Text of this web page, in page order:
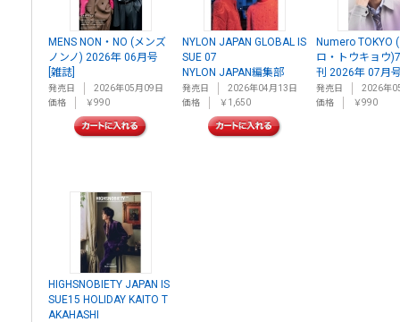
MENS NON・NO (メンズ
ノンノ) 2026年 06月号
[雑誌]
発売日
2026年05月09日
価格
￥990
NYLON JAPAN GLOBAL IS
SUE 07
NYLON JAPAN編集部
発売日
2026年04月13日
価格
￥1,650
Numero TOKYO
ロ・トウキョウ
刊 2026年 07月
発売日
2026年
価格
￥990
HIGHSNOBIETY JAPAN IS
SUE15 HOLIDAY KAITO T
AKAHASHI